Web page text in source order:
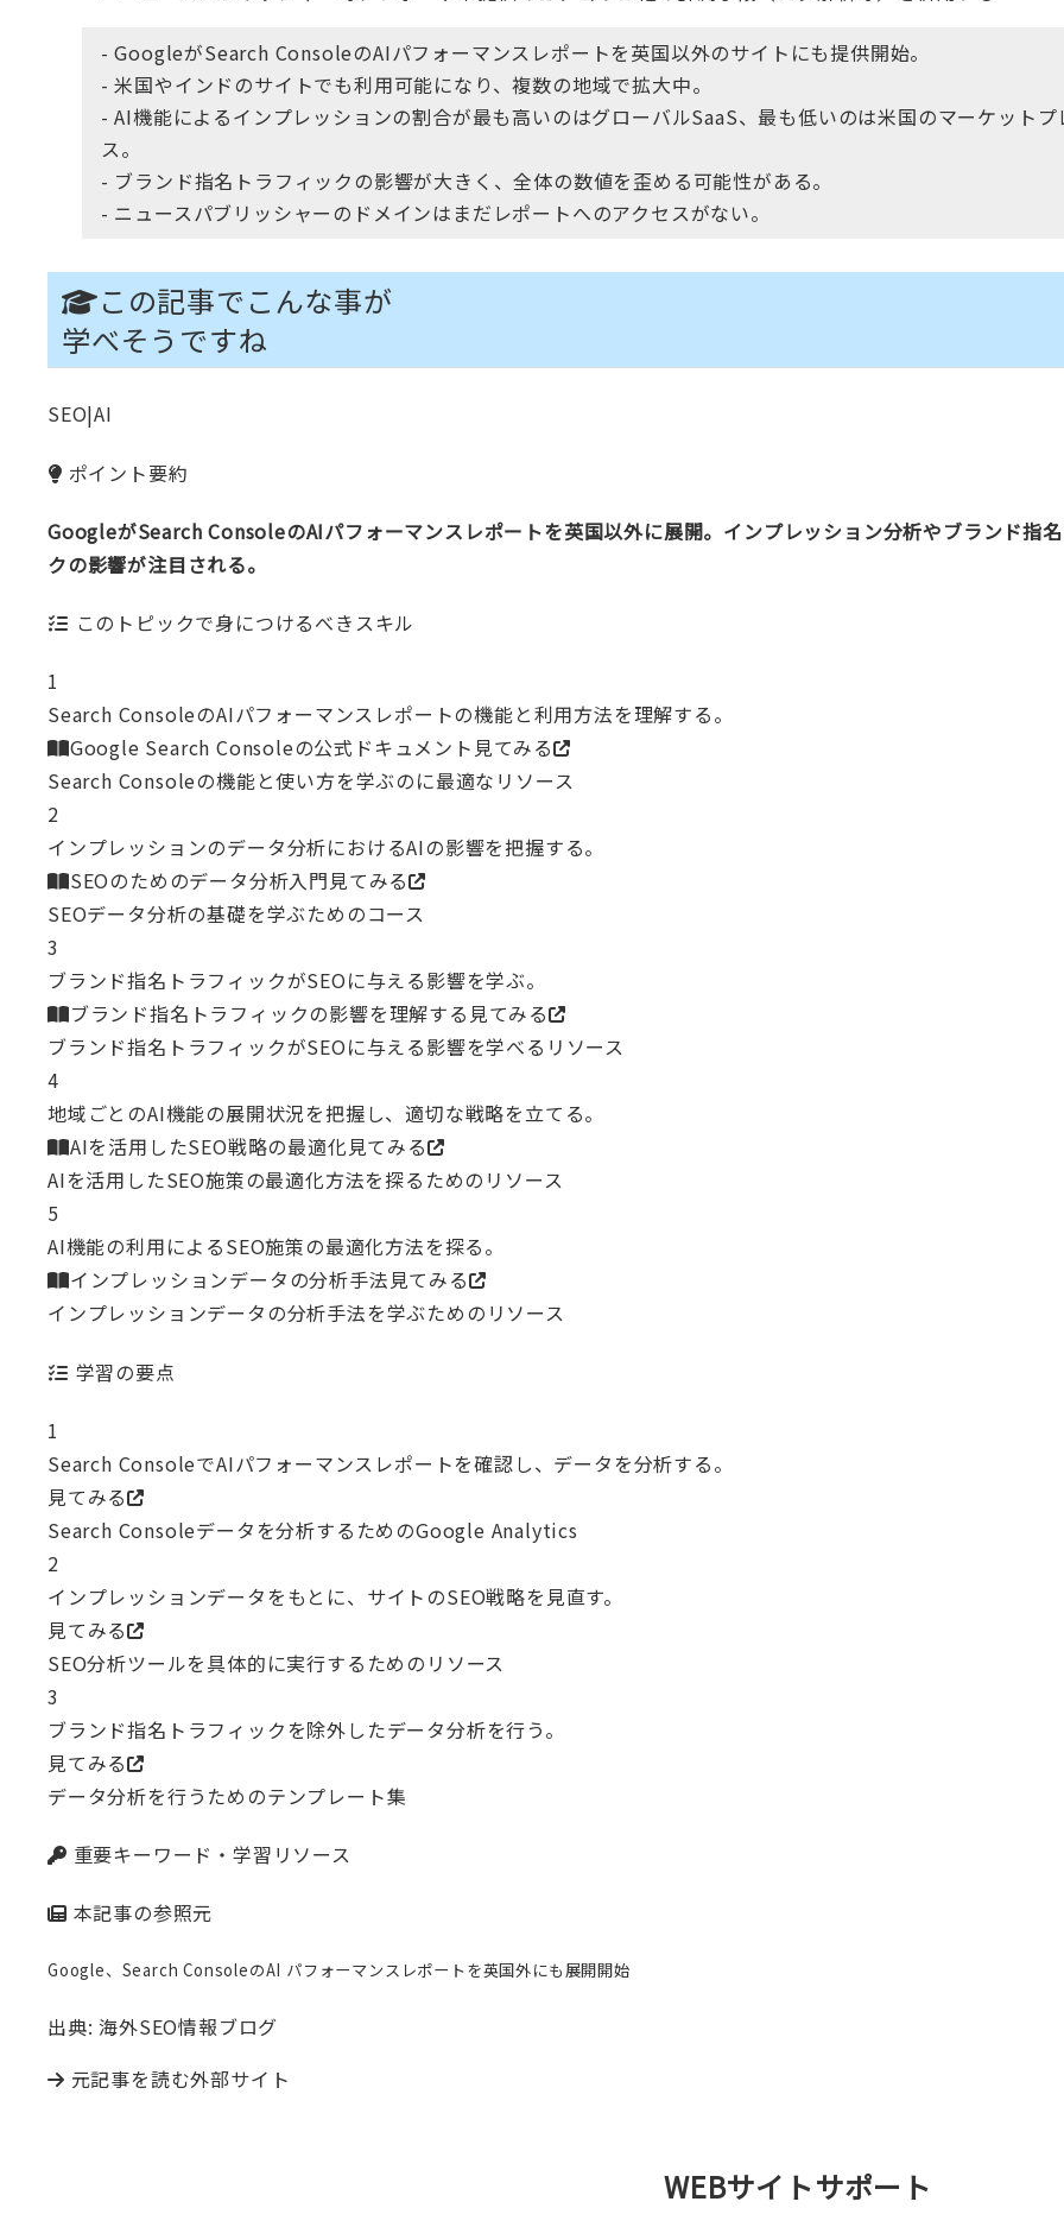
- GoogleがSearch ConsoleのAIパフォーマンスレポートを英国以外のサイトにも提供開始。
- 米国やインドのサイトでも利用可能になり、複数の地域で拡大中。
- AI機能によるインプレッションの割合が最も高いのはグローバルSaaS、最も低いのは米国のマーケットプ
ス。
- ブランド指名トラフィックの影響が大きく、全体の数値を歪める可能性がある。
- ニュースパブリッシャーのドメインはまだレポートへのアクセスがない。
この記事でこんな事が
学べそうですね
SEO|AI
ポイント要約
GoogleがSearch ConsoleのAIパフォーマンスレポートを英国以外に展開。インプレッション分析やブランド指
クの影響が注目される。
このトピックで身につけるべきスキル
1
Search ConsoleのAIパフォーマンスレポートの機能と利用方法を理解する。
Google Search Consoleの公式ドキュメント見てみる
Search Consoleの機能と使い方を学ぶのに最適なリソース
2
インプレッションのデータ分析におけるAIの影響を把握する。
SEOのためのデータ分析入門見てみる
SEOデータ分析の基礎を学ぶためのコース
3
ブランド指名トラフィックがSEOに与える影響を学ぶ。
ブランド指名トラフィックの影響を理解する見てみる
ブランド指名トラフィックがSEOに与える影響を学べるリソース
4
地域ごとのAI機能の展開状況を把握し、適切な戦略を立てる。
AIを活用したSEO戦略の最適化見てみる
AIを活用したSEO施策の最適化方法を探るためのリソース
5
AI機能の利用によるSEO施策の最適化方法を探る。
インプレッションデータの分析手法見てみる
インプレッションデータの分析手法を学ぶためのリソース
学習の要点
1
Search ConsoleでAIパフォーマンスレポートを確認し、データを分析する。
見てみる
Search Consoleデータを分析するためのGoogle Analytics
2
インプレッションデータをもとに、サイトのSEO戦略を見直す。
見てみる
SEO分析ツールを具体的に実行するためのリソース
3
ブランド指名トラフィックを除外したデータ分析を行う。
見てみる
データ分析を行うためのテンプレート集
重要キーワード・学習リソース
本記事の参照元
Google、Search ConsoleのAI パフォーマンスレポートを英国外にも展開開始
出典: 海外SEO情報ブログ
元記事を読む外部サイト
WEBサイトサポート